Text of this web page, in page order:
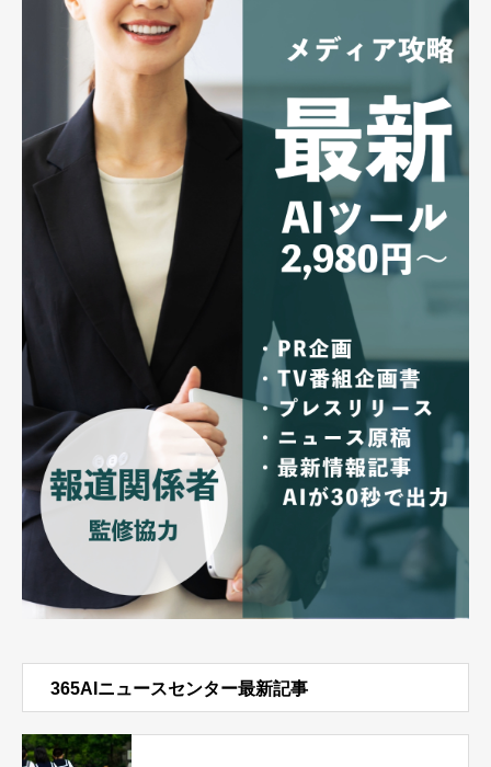
365AIニュースセンター最新記事